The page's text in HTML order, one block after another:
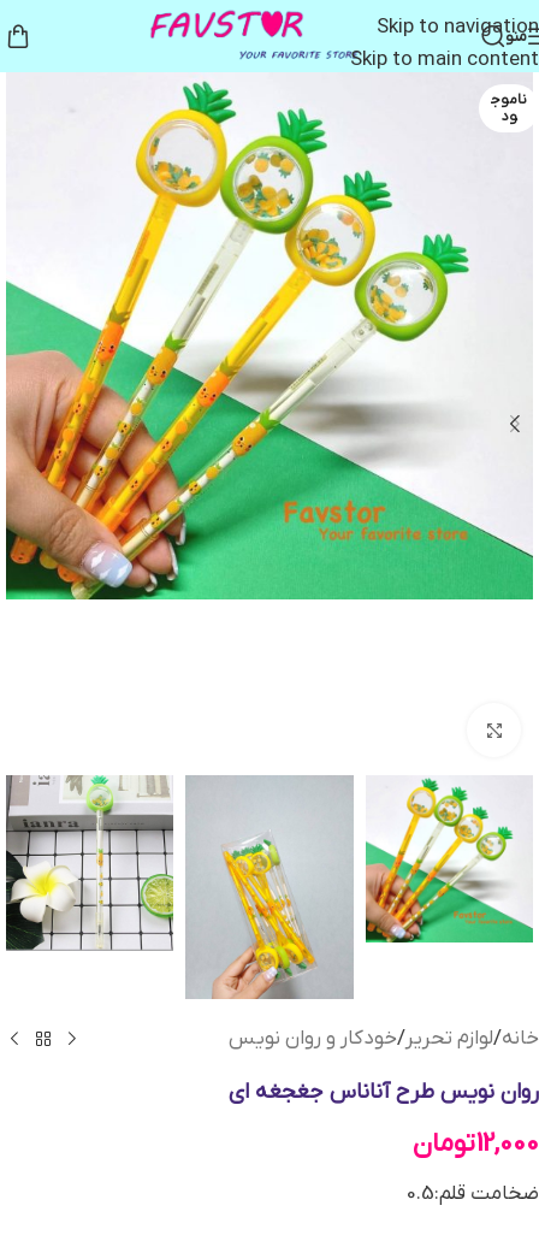
Skip to navigation
Skip to main content
منو
ناموج
ود
خانه/لوازم تحریر/خودکار و روان نویس
روان نویس طرح آناناس جغجغه ای
12,000تومان
ضخامت قلم:0.5